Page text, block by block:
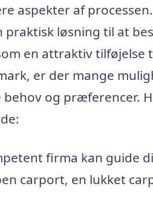
aspekter af
praktisk løsning til at
en attraktiv tilføjelse
er der mange
og præferencer.
firma kan guide
carport, en lukket